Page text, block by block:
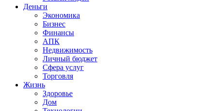
Деньги
Экономика
Бизнес
Финансы
АПК
Недвижимость
Личный бюджет
Сфера услуг
Торговля
Жизнь
Здоровье
Дом